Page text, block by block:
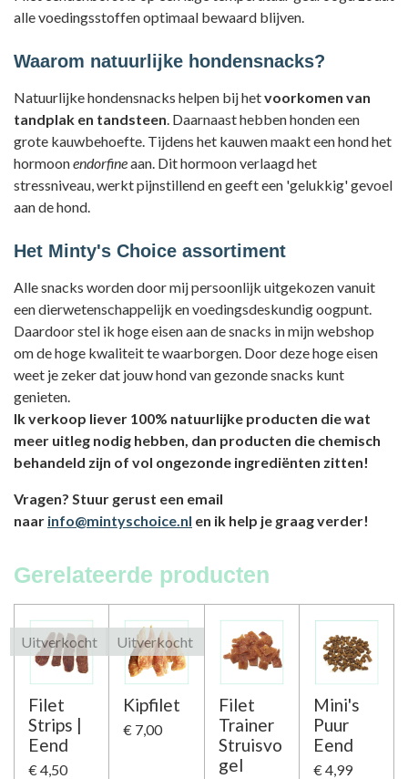
alle voedingsstoffen optimaal bewaard blijven.
Waarom natuurlijke hondensnacks?
Natuurlijke hondensnacks helpen bij hetvoorkomen van
tandplak en tandsteen. Daarnaast hebben honden een
grote kauwbehoefte. Tijdens het kauwen maakt een hond het
hormoonendorfineaan. Dit hormoon verlaagd het
stressniveau, werkt pijnstillend en geeft een 'gelukkig' gevoel
aan de hond.
Het Minty's Choice assortiment
Alle snacks worden door mij persoonlijk uitgekozen vanuit
een dierwetenschappelijk en voedingsdeskundig oogpunt.
Daardoor stel ik hoge eisen aan de snacks in mijn webshop
om de hoge kwaliteit te waarborgen. Door deze hoge eisen
weet je zeker dat jouw hond van gezonde snacks kunt
genieten.
Ik verkoop liever 100% natuurlijke producten die wat
meer uitleg nodig hebben, dan producten die chemisch
behandeld zijn of vol ongezonde ingrediënten zitten!
Vragen? Stuur gerust een email
naar info@mintyschoice.nl en ik help je graag verder!
Gerelateerde producten
Uitverkocht
Filet
Strips |
Eend
€ 4,50
Uitverkocht
Kipfilet
€ 7,00
Filet
Trainer
Struisvo
gel
Mini's
Puur
Eend
€ 4,99